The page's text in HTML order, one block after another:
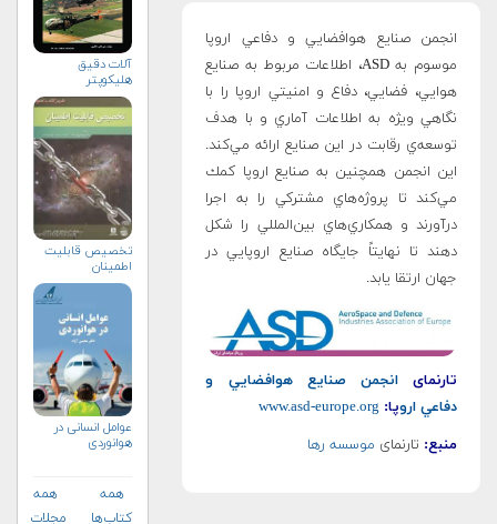
انجمن صنايع هوافضايي و دفاعي اروپا
موسوم به ASD، اطلاعات مربوط به صنايع
هوايي، فضايي، دفاع و امنيتي اروپا را با
نگاهي ويژه به اطلاعات آماري و با هدف
توسعه‌ي رقابت در اين صنايع ارائه مي‌كند.
اين انجمن همچنين به صنايع اروپا كمك
مي‌كند تا پروژه‌هاي مشتركي را به اجرا
درآورند و همكاري‌هاي بين‌المللي را شكل
دهند تا نهايتاً جايگاه صنايع اروپايي در
جهان ارتقا يابد.
تارنمایانجمن صنايع هوافضايي و
دفاعي اروپا: www.asd-europe.org
منبع: تارنمای موسسه رها
آلات دقيق
هليكوپتر
تخصيص قابليت
اطمينان
عوامل انسانی در
هوانوردی
همه
کتاب‌ها
همه
مجلات